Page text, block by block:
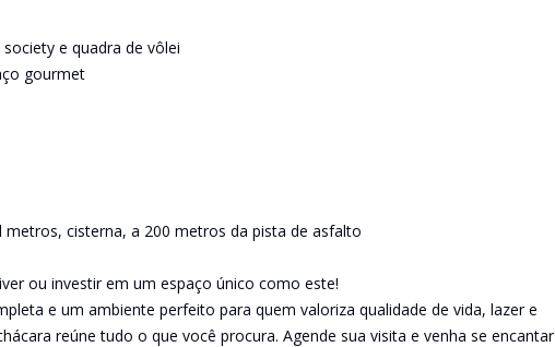
e quadra de vôlei
gourmet
cisterna, a 200 metros da pista de asfalto
ou investir em um espaço único como este!
e um ambiente perfeito para quem valoriza qualidade de vida, lazer e
reúne tudo o que você procura. Agende sua visita e venha se encantar